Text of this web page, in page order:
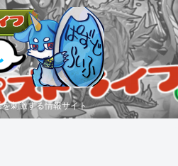
刺激する情報サイト